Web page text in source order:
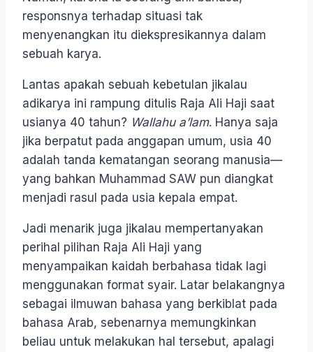
responsnya terhadap situasi tak
menyenangkan itu diekspresikannya dalam
sebuah karya.
Lantas apakah sebuah kebetulan jikalau
adikarya ini rampung ditulis Raja Ali Haji saat
usianya 40 tahun? Wallahu a’lam. Hanya saja
jika berpatut pada anggapan umum, usia 40
adalah tanda kematangan seorang manusia—
yang bahkan Muhammad SAW pun diangkat
menjadi rasul pada usia kepala empat.
Jadi menarik juga jikalau mempertanyakan
perihal pilihan Raja Ali Haji yang
menyampaikan kaidah berbahasa tidak lagi
menggunakan format syair. Latar belakangnya
sebagai ilmuwan bahasa yang berkiblat pada
bahasa Arab, sebenarnya memungkinkan
beliau untuk melakukan hal tersebut, apalagi